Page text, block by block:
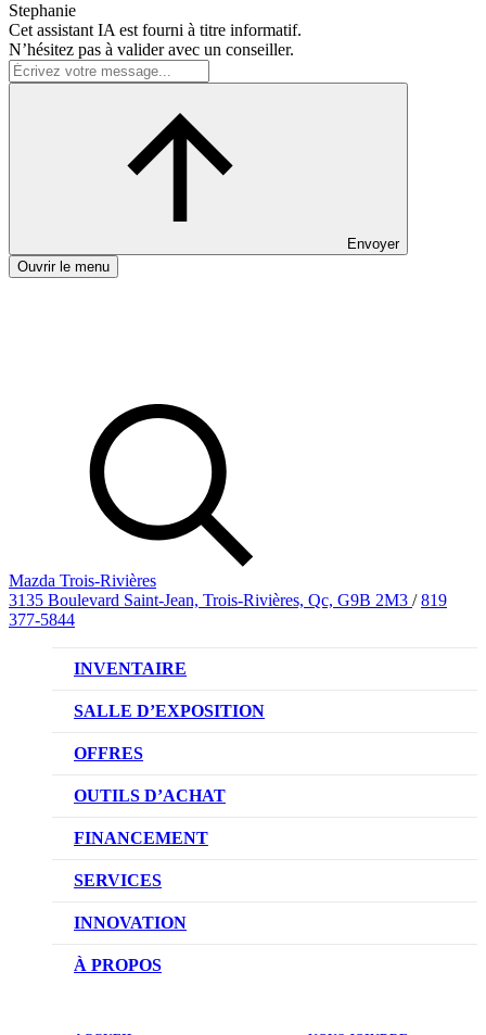
Stephanie
Cet assistant IA est fourni à titre informatif.
N’hésitez pas à valider avec un conseiller.
Envoyer
Ouvrir le menu
Mazda Trois-Rivières
3135 Boulevard Saint-Jean, Trois-Rivières, Qc, G9B 2M3 / 819
377-5844
INVENTAIRE
VÉHICULES NEUFS
VÉHICULES D’OCCASION
SALLE D’EXPOSITION
OFFRES
OFFRES DU CONCESSIONNAIRE
OUTILS D’ACHAT
CONFIGUREZ VOTRE VÉHICULE
RÉSERVEZ UN ESSAI ROUTIER
DEMANDEZ UN PRIX
FINANCEMENT
NOTRE DIFFÉRENCE
DEMANDE DE CRÉDIT AUTO
SERVICES
NOTRE PROMESSE
PRENDRE UN RENDEZ-VOUS
INNOVATION
TECHNOLOGIE SKYACTIV
À PROPOS